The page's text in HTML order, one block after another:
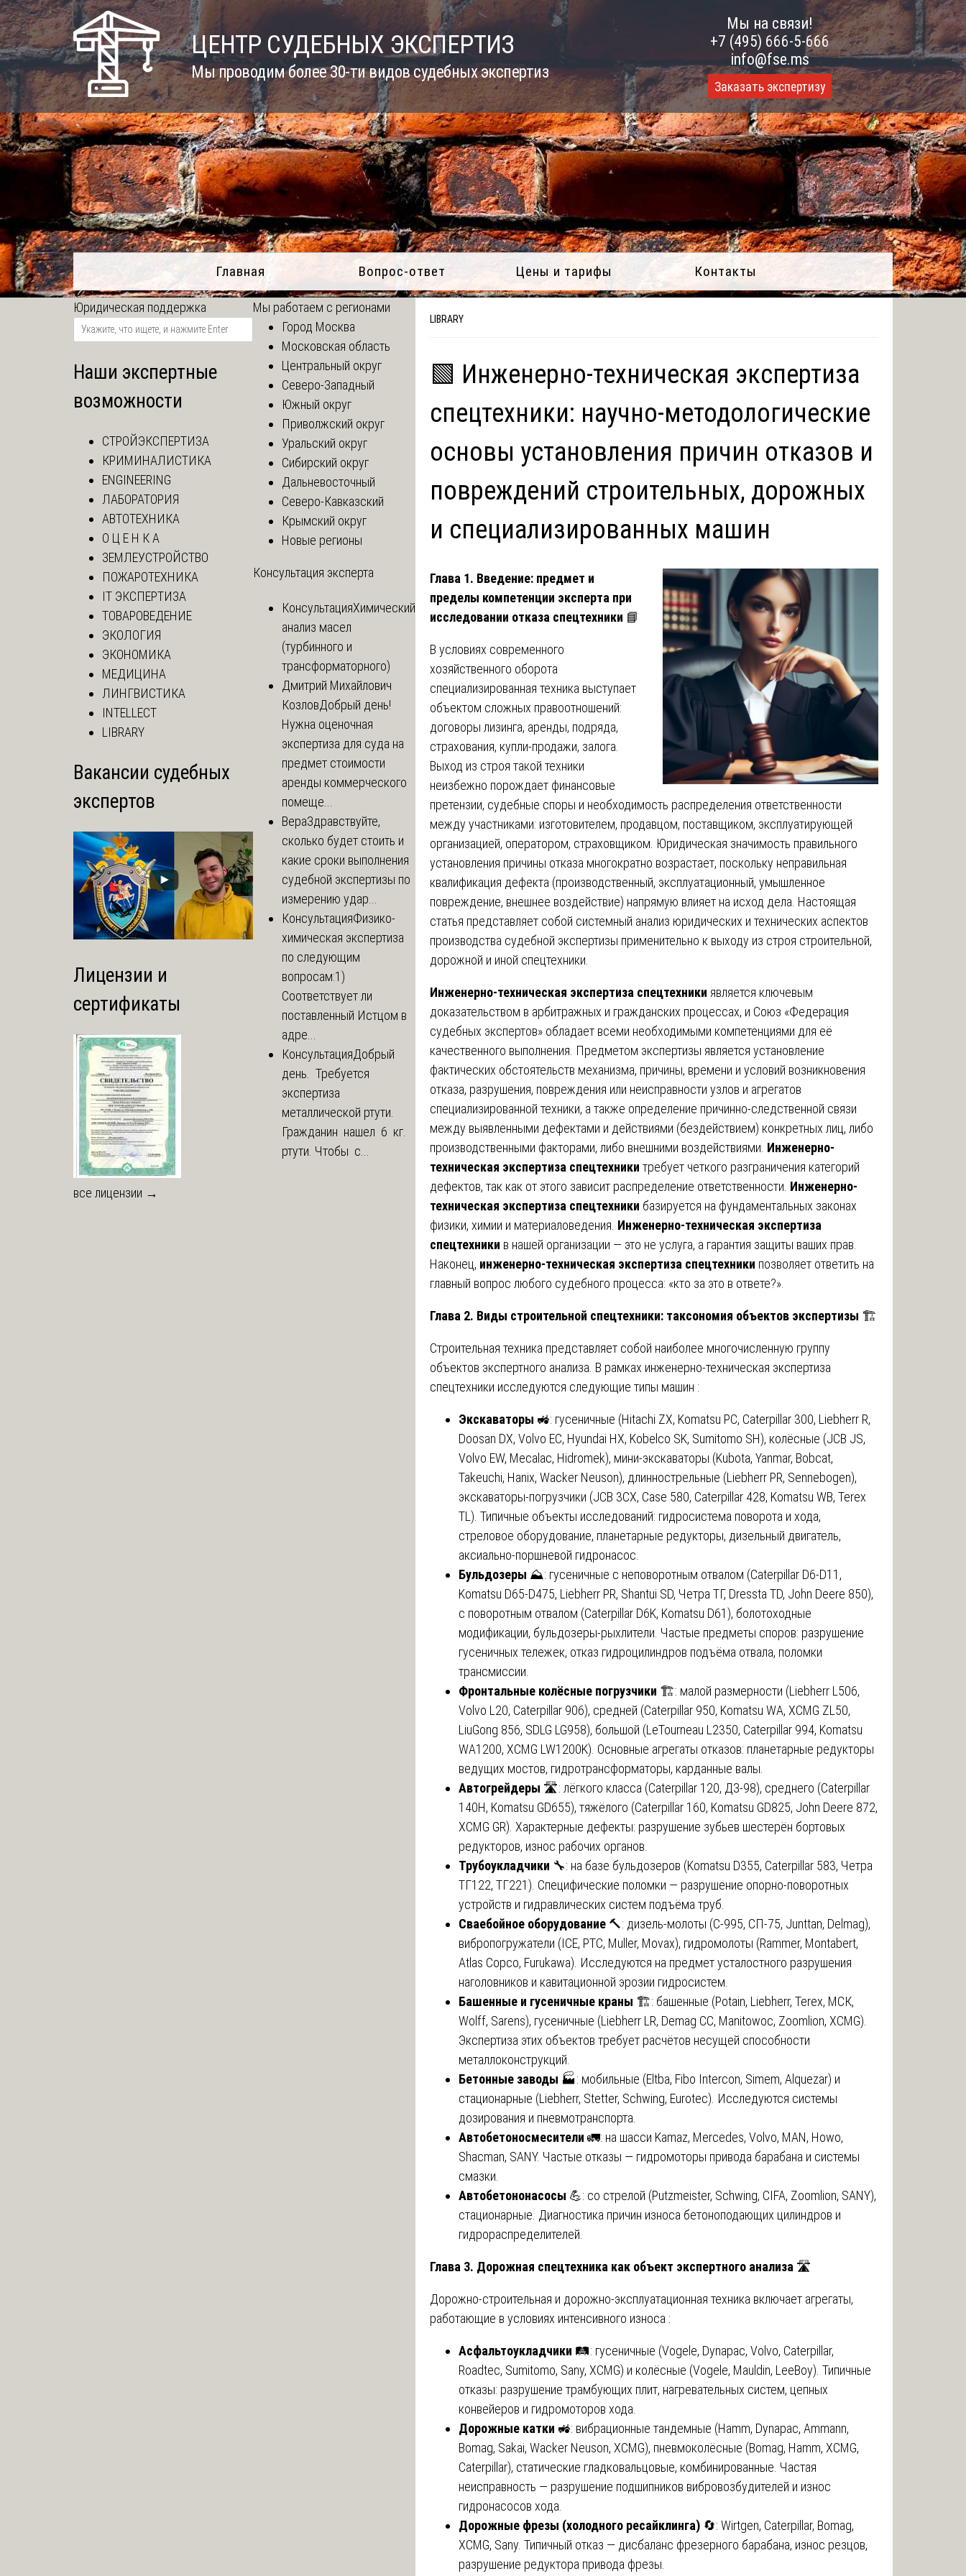
Skip
to
content
ЦЕНТР СУДЕБНЫХ ЭКСПЕРТИЗ
Мы проводим более 30-ти видов судебных экспертиз
Мы на связи!
+7 (495) 666-5-666
info@fse.ms
Заказать экспертизу
Главная Вопрос-ответ Цены и тарифы Контакты
LIBRARY
🟩 Инженерно-техническая экспертиза
спецтехники: научно-методологические
основы установления причин отказов и
повреждений строительных, дорожных
и специализированных машин
Глава 1. Введение: предмет и
пределы компетенции эксперта при
исследовании отказа спецтехники 📘
В условиях современного
хозяйственного оборота
специализированная техника выступает
объектом сложных правоотношений:
договоры лизинга, аренды, подряда,
страхования, купли-продажи, залога.
Выход из строя такой техники
неизбежно порождает финансовые
претензии, судебные споры и необходимость распределения ответственности
между участниками: изготовителем, продавцом, поставщиком, эксплуатирующей
организацией, оператором, страховщиком. Юридическая значимость правильного
установления причины отказа многократно возрастает, поскольку неправильная
квалификация дефекта (производственный, эксплуатационный, умышленное
повреждение, внешнее воздействие) напрямую влияет на исход дела. Настоящая
статья представляет собой системный анализ юридических и технических аспектов
производства судебной экспертизы применительно к выходу из строя строительной,
дорожной и иной спецтехники.
Инженерно-техническая экспертиза спецтехники является ключевым
доказательством в арбитражных и гражданских процессах, и Союз «Федерация
судебных экспертов» обладает всеми необходимыми компетенциями для её
качественного выполнения. Предметом экспертизы является установление
фактических обстоятельств механизма, причины, времени и условий возникновения
отказа, разрушения, повреждения или неисправности узлов и агрегатов
специализированной техники, а также определение причинно-следственной связи
между выявленными дефектами и действиями (бездействием) конкретных лиц, либо
производственными факторами, либо внешними воздействиями. Инженерно-
техническая экспертиза спецтехники требует четкого разграничения категорий
дефектов, так как от этого зависит распределение ответственности. Инженерно-
техническая экспертиза спецтехники базируется на фундаментальных законах
физики, химии и материаловедения. Инженерно-техническая экспертиза
спецтехники в нашей организации — это не услуга, а гарантия защиты ваших прав.
Наконец, инженерно-техническая экспертиза спецтехники позволяет ответить на
главный вопрос любого судебного процесса: «кто за это в ответе?».
Глава 2. Виды строительной спецтехники: таксономия объектов экспертизы 🏗️
Строительная техника представляет собой наиболее многочисленную группу
объектов экспертного анализа. В рамках инженерно-техническая экспертиза
спецтехники исследуются следующие типы машин :
Экскаваторы 🚜: гусеничные (Hitachi ZX, Komatsu PC, Caterpillar 300, Liebherr R,
Doosan DX, Volvo EC, Hyundai HX, Kobelco SK, Sumitomo SH), колёсные (JCB JS,
Volvo EW, Mecalac, Hidromek), мини-экскаваторы (Kubota, Yanmar, Bobcat,
Takeuchi, Hanix, Wacker Neuson), длиннострельные (Liebherr PR, Sennebogen),
экскаваторы-погрузчики (JCB 3CX, Case 580, Caterpillar 428, Komatsu WB, Terex
TL). Типичные объекты исследований: гидросистема поворота и хода,
стреловое оборудование, планетарные редукторы, дизельный двигатель,
аксиально-поршневой гидронасос.
Бульдозеры ⛰️: гусеничные с неповоротным отвалом (Caterpillar D6-D11,
Komatsu D65-D475, Liebherr PR, Shantui SD, Четра ТГ, Dressta TD, John Deere 850),
с поворотным отвалом (Caterpillar D6K, Komatsu D61), болотоходные
модификации, бульдозеры-рыхлители. Частые предметы споров: разрушение
гусеничных тележек, отказ гидроцилиндров подъёма отвала, поломки
трансмиссии.
Фронтальные колёсные погрузчики 🏗️: малой размерности (Liebherr L506,
Volvo L20, Caterpillar 906), средней (Caterpillar 950, Komatsu WA, XCMG ZL50,
LiuGong 856, SDLG LG958), большой (LeTourneau L2350, Caterpillar 994, Komatsu
WA1200, XCMG LW1200K). Основные агрегаты отказов: планетарные редукторы
ведущих мостов, гидротрансформаторы, карданные валы.
Автогрейдеры 🛣️: лёгкого класса (Caterpillar 120, ДЗ-98), среднего (Caterpillar
140H, Komatsu GD655), тяжёлого (Caterpillar 160, Komatsu GD825, John Deere 872,
XCMG GR). Характерные дефекты: разрушение зубьев шестерён бортовых
редукторов, износ рабочих органов.
Трубоукладчики 🔧: на базе бульдозеров (Komatsu D355, Caterpillar 583, Четра
ТГ122, ТГ221). Специфические поломки — разрушение опорно-поворотных
устройств и гидравлических систем подъёма труб.
Сваебойное оборудование 🔨: дизель-молоты (С-995, СП-75, Junttan, Delmag),
вибропогружатели (ICE, PTC, Muller, Movax), гидромолоты (Rammer, Montabert,
Atlas Copco, Furukawa). Исследуются на предмет усталостного разрушения
наголовников и кавитационной эрозии гидросистем.
Башенные и гусеничные краны 🏗️: башенные (Potain, Liebherr, Terex, МСК,
Wolff, Sarens), гусеничные (Liebherr LR, Demag CC, Manitowoc, Zoomlion, XCMG).
Экспертиза этих объектов требует расчётов несущей способности
металлоконструкций.
Бетонные заводы 🏭: мобильные (Eltba, Fibo Intercon, Simem, Alquezar) и
стационарные (Liebherr, Stetter, Schwing, Eurotec). Исследуются системы
дозирования и пневмотранспорта.
Автобетоносмесители 🚛: на шасси Kamaz, Mercedes, Volvo, MAN, Howo,
Shacman, SANY. Частые отказы — гидромоторы привода барабана и системы
смазки.
Автобетононасосы 💪: со стрелой (Putzmeister, Schwing, CIFA, Zoomlion, SANY),
стационарные. Диагностика причин износа бетоноподающих цилиндров и
гидрораспределителей.
Глава 3. Дорожная спецтехника как объект экспертного анализа 🛣️
Дорожно-строительная и дорожно-эксплуатационная техника включает агрегаты,
работающие в условиях интенсивного износа :
Асфальтоукладчики 🛤️: гусеничные (Vogele, Dynapac, Volvo, Caterpillar,
Roadtec, Sumitomo, Sany, XCMG) и колёсные (Vogele, Mauldin, LeeBoy). Типичные
отказы: разрушение трамбующих плит, нагревательных систем, цепных
конвейеров и гидромоторов хода.
Дорожные катки 🚜: вибрационные тандемные (Hamm, Dynapac, Ammann,
Bomag, Sakai, Wacker Neuson, XCMG), пневмоколёсные (Bomag, Hamm, XCMG,
Caterpillar), статические гладковальцовые, комбинированные. Частая
неисправность — разрушение подшипников вибровозбудителей и износ
гидронасосов хода.
Дорожные фрезы (холодного ресайклинга) 🔄: Wirtgen, Caterpillar, Bomag,
XCMG, Sany. Типичный отказ — дисбаланс фрезерного барабана, износ резцов,
разрушение редуктора привода фрезы.
Юридическая поддержка
Наши экспертные
возможности
СТРОЙЭКСПЕРТИЗА
КРИМИНАЛИСТИКА
ENGINEERING
ЛАБОРАТОРИЯ
АВТОТЕХНИКА
О Ц Е Н К А
ЗЕМЛЕУСТРОЙСТВО
ПОЖАРОТЕХНИКА
IT ЭКСПЕРТИЗА
ТОВАРОВЕДЕНИЕ
ЭКОЛОГИЯ
ЭКОНОМИКА
МЕДИЦИНА
ЛИНГВИСТИКА
INTELLECT
LIBRARY
Вакансии судебных
экспертов
Лицензии и
сертификаты
все лицензии →
Мы работаем с регионами
Город Москва
Московская область
Центральный округ
Северо-Западный
Южный округ
Приволжский округ
Уральский округ
Сибирский округ
Дальневосточный
Северо-Кавказский
Крымский округ
Новые регионы
Консультация эксперта
КонсультацияХимический
анализ масел
(турбинного и
трансформаторного)
Дмитрий Михайлович
КозловДобрый день!
Нужна оценочная
экспертиза для суда на
предмет стоимости
аренды коммерческого
помеще...
ВераЗдравствуйте,
сколько будет стоить и
какие сроки выполнения
судебной экспертизы по
измерению удар...
КонсультацияФизико-
химическая экспертиза
по следующим
вопросам:1)
Соответствует ли
поставленный Истцом в
адре...
КонсультацияДобрый
день. Требуется
экспертиза
металлической ртути.
Гражданин нашел 6 кг.
ртути. Чтобы с...